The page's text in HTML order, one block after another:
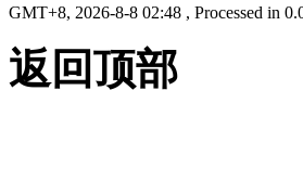
GMT+8, 2026-8-8 02:48 , Processed in
返回顶部